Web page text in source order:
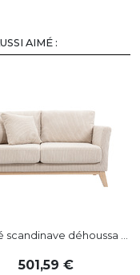
AIMÉ :
scandinave déhoussa ...
501,59